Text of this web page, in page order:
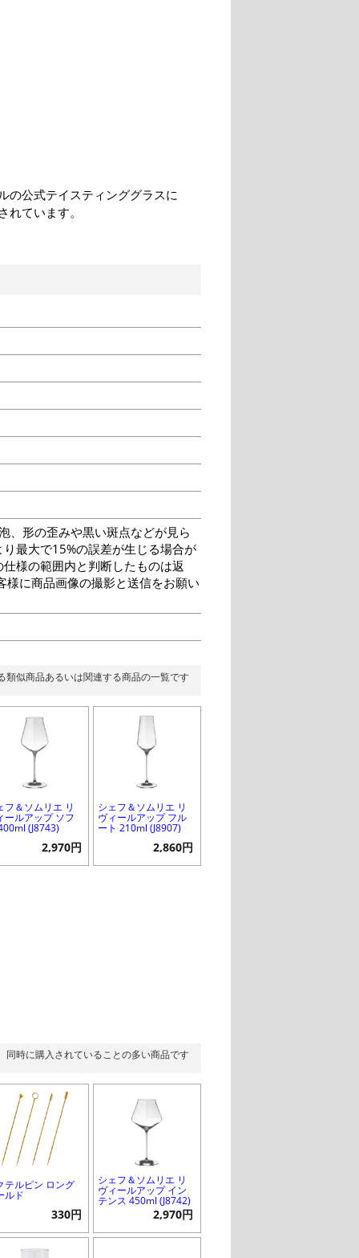
の公式テイスティンググラスに
ています。
、形の歪みや黒い斑点などが見ら
最大で15%の誤差が生じる場合が
様の範囲内と判断したものは返
に商品画像の撮影と送信をお願い
類似商品あるいは関連する商品の一覧です
フ＆ソムリエ リ
ールアップ ソフ
(J8743)
2,970円
シェフ＆ソムリエ リ
ヴィールアップ フル
ート 210ml (J8907)
2,860円
同時に購入されていることの多い商品です
テルピン ロング
ルド
330円
シェフ＆ソムリエ リ
ヴィールアップ イン
テンス 450ml (J8742)
2,970円